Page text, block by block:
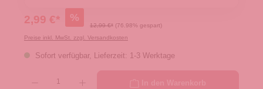
2,99 €* %
12,99 €* (76.98% gespart)
Preise inkl. MwSt. zzgl. Versandkosten
Sofort verfügbar, Lieferzeit: 1-3 Werktage